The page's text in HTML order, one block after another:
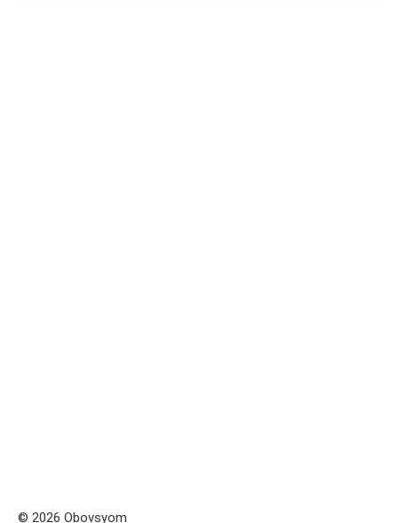
© 2026 Obovsyom